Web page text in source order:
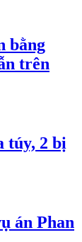
bằng
trên
túy, 2 bị
án Phan